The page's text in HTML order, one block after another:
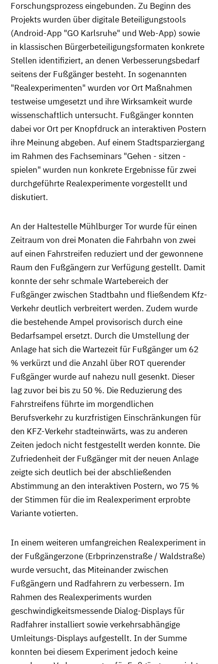
Forschungsprozess eingebunden. Zu Beginn des
Projekts wurden über digitale Beteiligungstools
(Android-App "GO Karlsruhe" und Web-App) sowie
in klassischen Bürgerbeteiligungsformaten konkrete
Stellen identifiziert, an denen Verbesserungsbedarf
seitens der Fußgänger besteht. In sogenannten
"Realexperimenten" wurden vor Ort Maßnahmen
testweise umgesetzt und ihre Wirksamkeit wurde
wissenschaftlich untersucht. Fußgänger konnten
dabei vor Ort per Knopfdruck an interaktiven Postern
ihre Meinung abgeben. Auf einem Stadtsparziergang
im Rahmen des Fachseminars "Gehen - sitzen -
spielen" wurden nun konkrete Ergebnisse für zwei
durchgeführte Realexperimente vorgestellt und
diskutiert.
An der Haltestelle Mühlburger Tor wurde für einen
Zeitraum von drei Monaten die Fahrbahn von zwei
auf einen Fahrstreifen reduziert und der gewonnene
Raum den Fußgängern zur Verfügung gestellt. Damit
konnte der sehr schmale Wartebereich der
Fußgänger zwischen Stadtbahn und fließendem Kfz-
Verkehr deutlich verbreitert werden. Zudem wurde
die bestehende Ampel provisorisch durch eine
Bedarfsampel ersetzt. Durch die Umstellung der
Anlage hat sich die Wartezeit für Fußgänger um 62
% verkürzt und die Anzahl über ROT querender
Fußgänger wurde auf nahezu null gesenkt. Dieser
lag zuvor bei bis zu 50 %. Die Reduzierung des
Fahrstreifens führte im morgendlichen
Berufsverkehr zu kurzfristigen Einschränkungen für
den KFZ-Verkehr stadteinwärts, was zu anderen
Zeiten jedoch nicht festgestellt werden konnte. Die
Zufriedenheit der Fußgänger mit der neuen Anlage
zeigte sich deutlich bei der abschließenden
Abstimmung an den interaktiven Postern, wo 75 %
der Stimmen für die im Realexperiment erprobte
Variante votierten.
In einem weiteren umfangreichen Realexperiment in
der Fußgängerzone (Erbprinzenstraße / Waldstraße)
wurde versucht, das Miteinander zwischen
Fußgängern und Radfahrern zu verbessern. Im
Rahmen des Realexperiments wurden
geschwindigkeitsmessende Dialog-Displays für
Radfahrer installiert sowie verkehrsabhängige
Umleitungs-Displays aufgestellt. In der Summe
konnten bei diesem Experiment jedoch keine